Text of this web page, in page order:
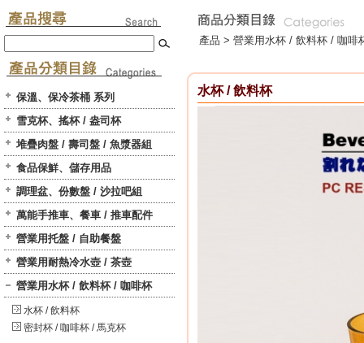
保溫、保冷茶桶 系列
雪克杯、搖杯 / 盎司杯
堆疊肉盤 / 壽司盤 / 魚漿器組
食品保鮮、儲存用品
調理盆、份數盤 / 沙拉吧組
萬能手推車、餐車 / 推車配件
營業用托盤 / 自助餐盤
營業用耐熱冷水壺 / 茶壺
營業用水杯 / 飲料杯 / 咖啡杯
水杯 / 飲料杯
密封杯 / 咖啡杯 / 馬克杯
產品 > 營業用水杯 / 飲料杯 / 咖啡
水杯 / 飲料杯